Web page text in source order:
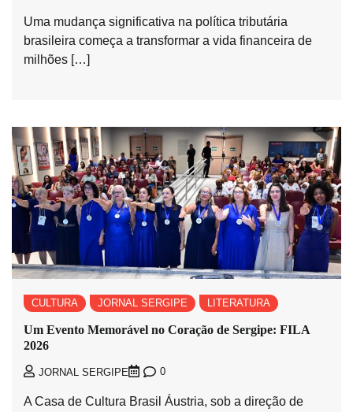
Uma mudança significativa na política tributária
brasileira começa a transformar a vida financeira de
milhões […]
CULTURA JORNAL SERGIPE LITERATURA
Um Evento Memorável no Coração de Sergipe: FILA
2026
JORNAL SERGIPE 0
A Casa de Cultura Brasil Áustria, sob a direção de